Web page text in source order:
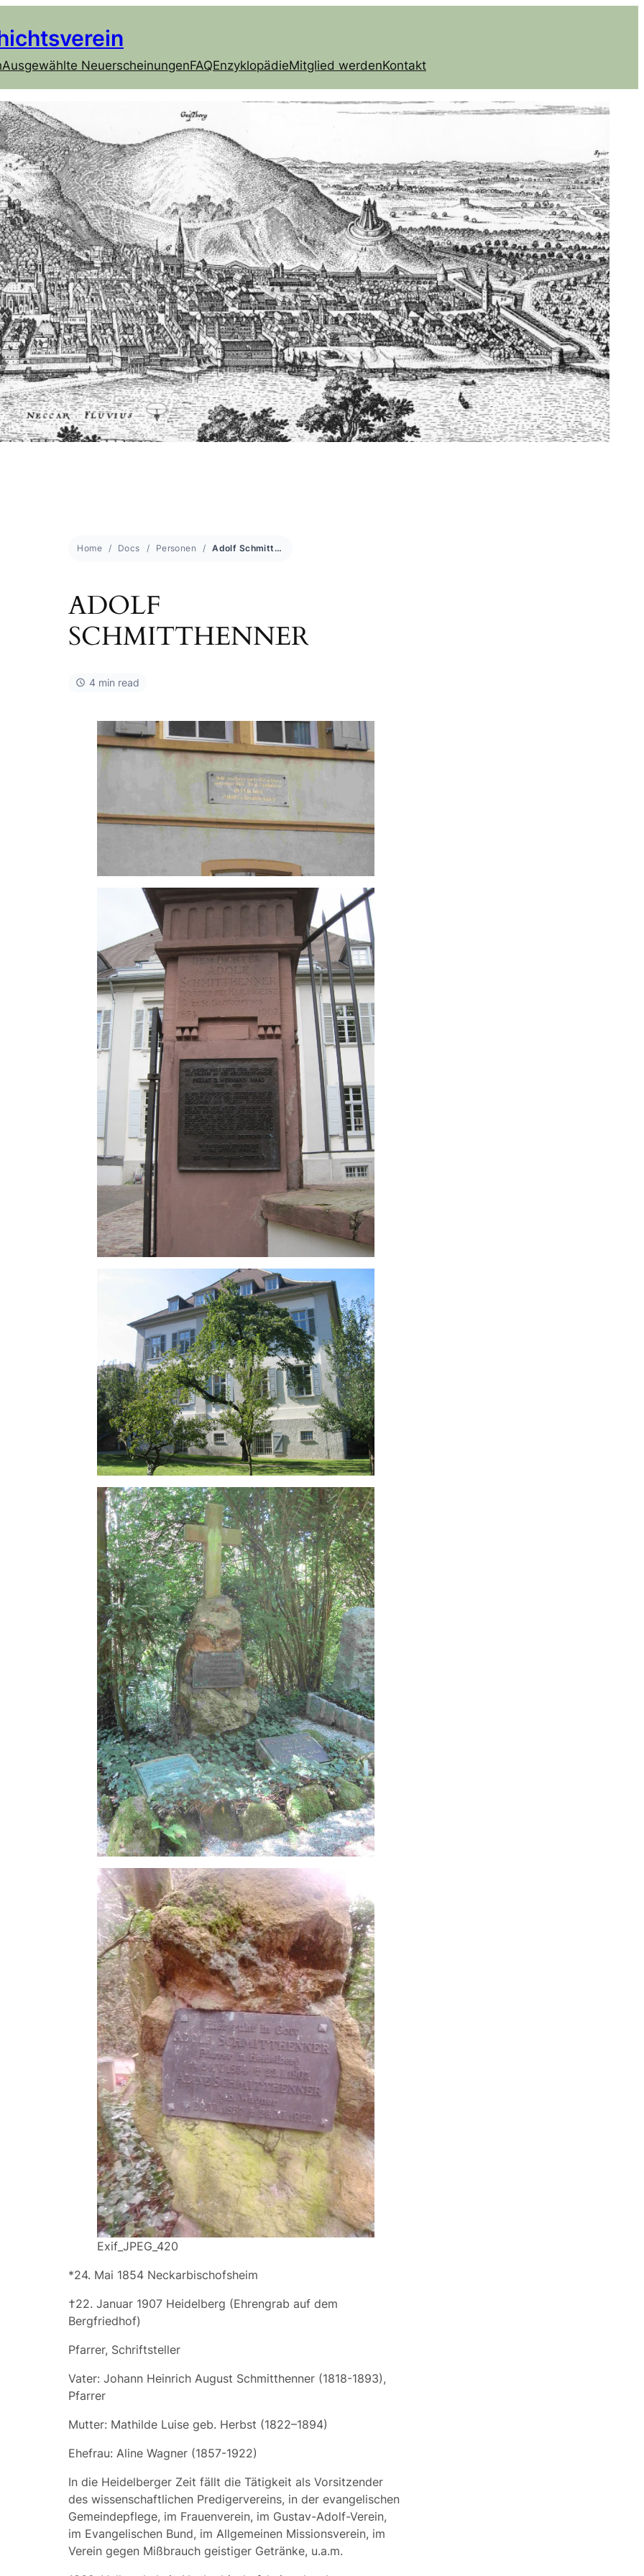
Ausgewählte NeuerscheinungenFAQEnzyklopädieMitglied werdenKontakt
Home Docs Personen Adolf Schmitthenner
ADOLF
SCHMITTHENNER
4 min read
Exif_JPEG_420
*24. Mai 1854 Neckarbischofsheim
†22. Januar 1907 Heidelberg (Ehrengrab auf dem
Bergfriedhof)
Pfarrer, Schriftsteller
Vater:Johann Heinrich August Schmitthenner (1818-1893),
Pfarrer
Mutter: Mathilde Luise geb. Herbst (1822–1894)
Ehefrau: Aline Wagner (1857-1922)
In die Heidelberger Zeit fällt die Tätigkeit als Vorsitzender
des wissenschaftlichen Predigervereins, in der evangelischen
Gemeindepflege, im Frauenverein, im Gustav-Adolf-Verein,
im Evangelischen Bund, im Allgemeinen Missionsverein, im
Verein gegen Mißbrauch geistiger Getränke, u.a.m.